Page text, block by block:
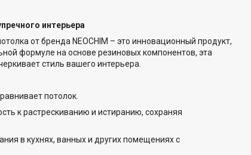
интерьера
от бренда NEOCHIM – это инновационный продукт,
формуле на основе резиновых компонентов, эта
стиль вашего интерьера.
потолок.
к растрескиванию и истиранию, сохраняя
в кухнях, ванных и других помещениях с